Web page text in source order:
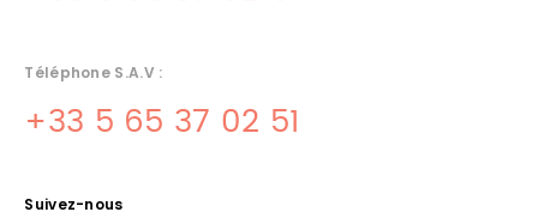
Téléphone S.A.V :
+33 5 65 37 02 51
Suivez-nous